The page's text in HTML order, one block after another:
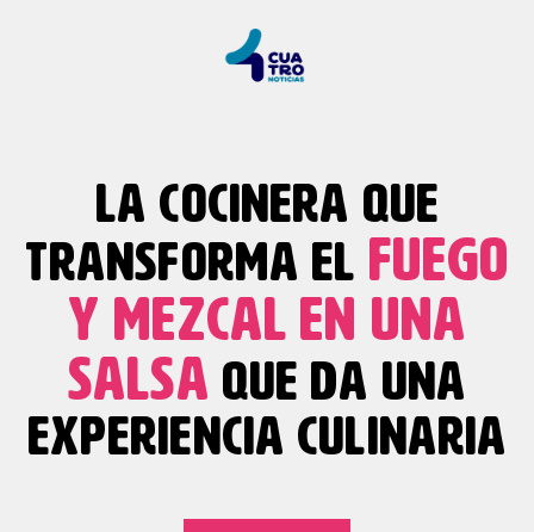
LA COCINERA QUE
TRANSFORMA EL FUEGO
Y MEZCAL EN UNA
SALSA QUE DA UNA
EXPERIENCIA CULINARIA